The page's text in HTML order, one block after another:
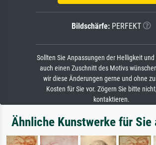
Bildschärfe: PERFEKT
Sollten Sie Anpassungen der Helligkeit
auch einen Zuschnitt des Motivs
wir diese Änderungen gerne und ohne
Kosten für Sie vor. Zögern Sie bitte
kontaktieren.
Ähnliche Kunstwerke für Sie